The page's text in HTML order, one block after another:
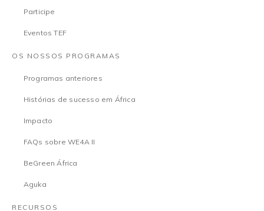
Participe
Eventos TEF
OS NOSSOS PROGRAMAS
Programas anteriores
Histórias de sucesso em África
Impacto
FAQs sobre WE4A II
BeGreen África
Aguka
RECURSOS